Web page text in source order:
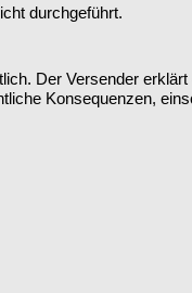
durchgeführt.
Der Versender
Konsequenzen,